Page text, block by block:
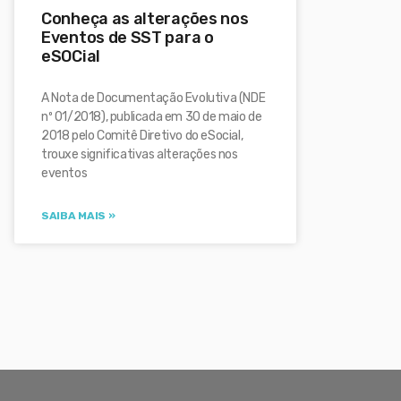
Conheça as alterações nos
Eventos de SST para o
eSOCial
A Nota de Documentação Evolutiva (NDE
nº 01/2018), publicada em 30 de maio de
2018 pelo Comitê Diretivo do eSocial,
trouxe significativas alterações nos
eventos
SAIBA MAIS »